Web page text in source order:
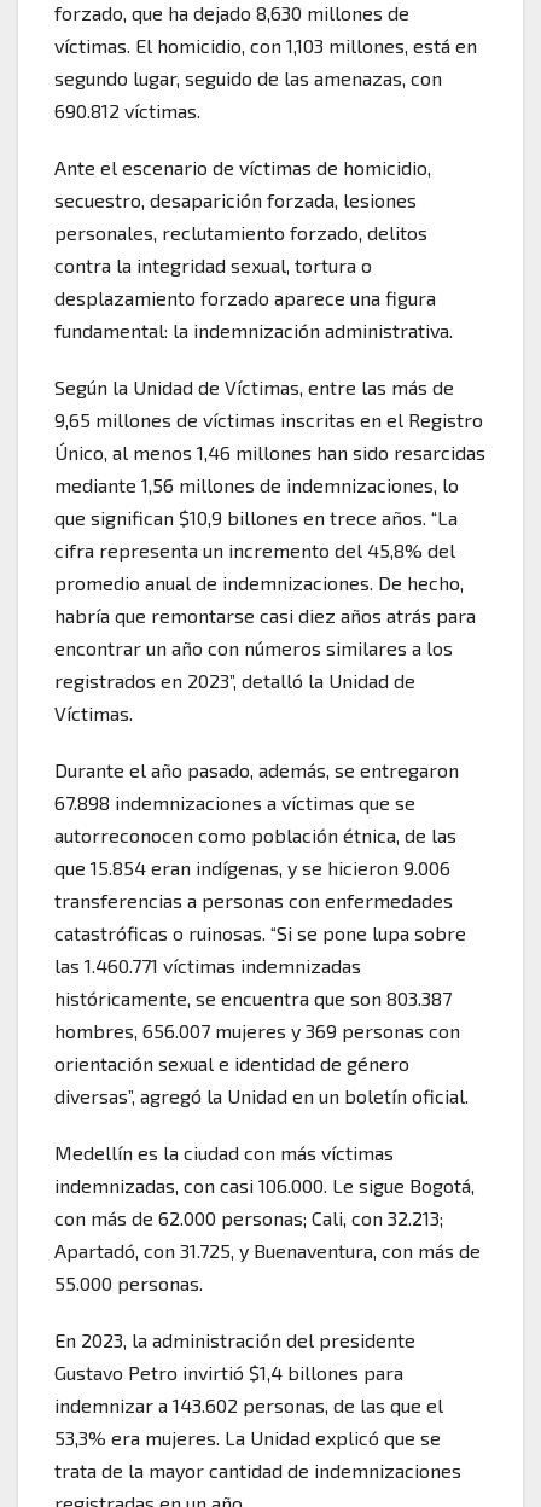
forzado, que ha dejado 8,630 millones de
víctimas. El homicidio, con 1,103 millones, está en
segundo lugar, seguido de las amenazas, con
690.812 víctimas.
Ante el escenario de víctimas de homicidio,
secuestro, desaparición forzada, lesiones
personales, reclutamiento forzado, delitos
contra la integridad sexual, tortura o
desplazamiento forzado aparece una figura
fundamental: la indemnización administrativa.
Según la Unidad de Víctimas, entre las más de
9,65 millones de víctimas inscritas en el Registro
Único, al menos 1,46 millones han sido resarcidas
mediante 1,56 millones de indemnizaciones, lo
que significan $10,9 billones en trece años. “La
cifra representa un incremento del 45,8% del
promedio anual de indemnizaciones. De hecho,
habría que remontarse casi diez años atrás para
encontrar un año con números similares a los
registrados en 2023”, detalló la Unidad de
Víctimas.
Durante el año pasado, además, se entregaron
67.898 indemnizaciones a víctimas que se
autorreconocen como población étnica, de las
que 15.854 eran indígenas, y se hicieron 9.006
transferencias a personas con enfermedades
catastróficas o ruinosas. “Si se pone lupa sobre
las 1.460.771 víctimas indemnizadas
históricamente, se encuentra que son 803.387
hombres, 656.007 mujeres y 369 personas con
orientación sexual e identidad de género
diversas”, agregó la Unidad en un boletín oficial.
Medellín es la ciudad con más víctimas
indemnizadas, con casi 106.000. Le sigue Bogotá,
con más de 62.000 personas; Cali, con 32.213;
Apartadó, con 31.725, y Buenaventura, con más de
55.000 personas.
En 2023, la administración del presidente
Gustavo Petro invirtió $1,4 billones para
indemnizar a 143.602 personas, de las que el
53,3% era mujeres. La Unidad explicó que se
trata de la mayor cantidad de indemnizaciones